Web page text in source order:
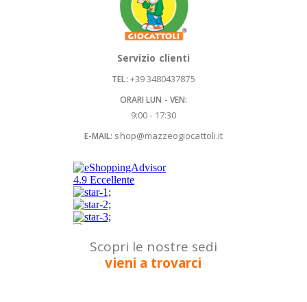
Servizio clienti
TEL: +39 3480437875
ORARI LUN - VEN:
9:00 - 17:30
E-MAIL: shop@mazzeogiocattoli.it
Scopri le nostre sedi
vieni a trovarci